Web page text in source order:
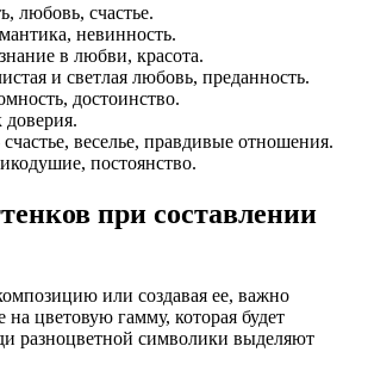
любовь, счастье.
невинность.
в любви, красота.
и светлая любовь, преданность.
достоинство.
доверия.
счастье, веселье, правдивые отношения.
постоянство.
при составлении
или создавая ее, важно
цветовую гамму, которая будет
разноцветной символики выделяют